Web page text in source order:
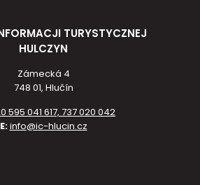
TURYSTYCZNEJ
HULCZYN
Zámecká 4
748 01, Hlučín
595 041 617, 737 020 042
E:info@ic-hlucin.cz